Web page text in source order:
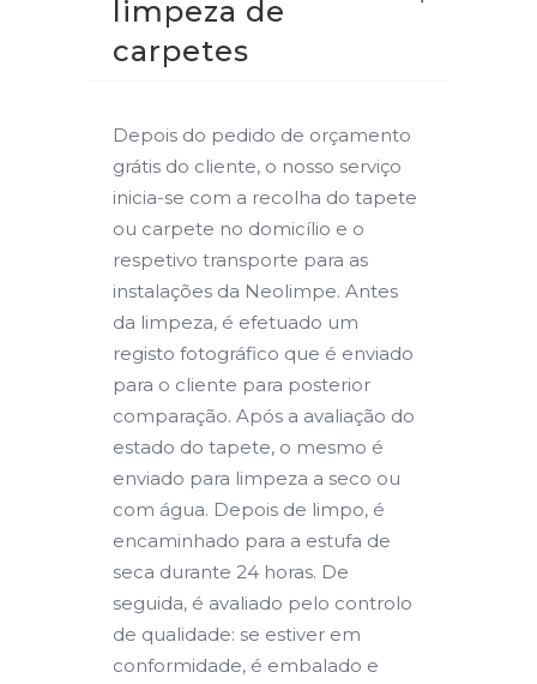
limpeza de
carpetes
Depois do pedido de orçamento
grátis do cliente, o nosso serviço
inicia-se com a recolha do tapete
ou carpete no domicílio e o
respetivo transporte para as
instalações da Neolimpe. Antes
da limpeza, é efetuado um
registo fotográfico que é enviado
para o cliente para posterior
comparação. Após a avaliação do
estado do tapete, o mesmo é
enviado para limpeza a seco ou
com água. Depois de limpo, é
encaminhado para a estufa de
seca durante 24 horas. De
seguida, é avaliado pelo controlo
de qualidade: se estiver em
conformidade, é embalado e